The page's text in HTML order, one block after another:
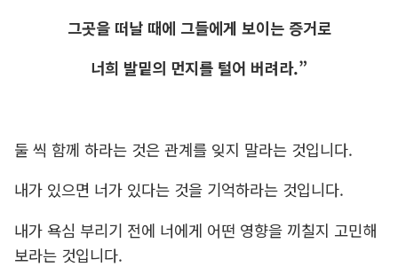
그곳을 떠날 때에 그들에게 보이는 증거로
너희 발밑의 먼지를 털어 버려라.”
둘 씩 함께 하라는 것은 관계를 잊지 말라는 것입니다.
내가 있으면 너가 있다는 것을 기억하라는 것입니다.
내가 욕심 부리기 전에 너에게 어떤 영향을 끼칠지 고민해
보라는 것입니다.